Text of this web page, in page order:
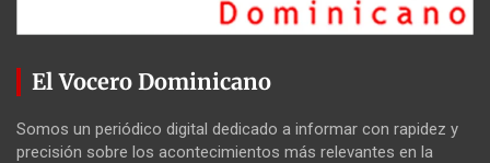
El Vocero Dominicano
Somos un periódico digital dedicado a informar con rapidez y
precisión sobre los acontecimientos más relevantes en la